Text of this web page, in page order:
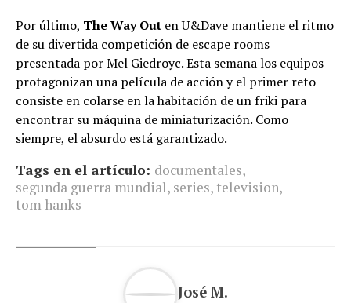
Por último, The Way Out en U&Dave mantiene el ritmo
de su divertida competición de escape rooms
presentada por Mel Giedroyc. Esta semana los equipos
protagonizan una película de acción y el primer reto
consiste en colarse en la habitación de un friki para
encontrar su máquina de miniaturización. Como
siempre, el absurdo está garantizado.
Tags en el artículo: documentales,
segunda guerra mundial, series, television,
tom hanks
José M.